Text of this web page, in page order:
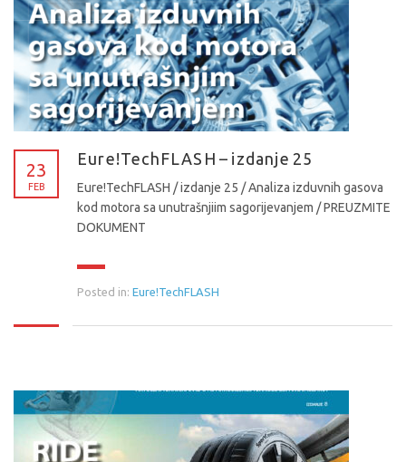
23
FEB
Eure!TechFLASH – izdanje 25
Eure!TechFLASH / izdanje 25 / Analiza izduvnih gasova
kod motora sa unutrašnjiim sagorijevanjem / PREUZMITE
DOKUMENT
Posted in: Eure!TechFLASH